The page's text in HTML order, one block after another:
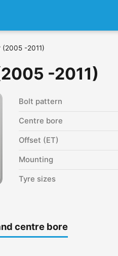
(2005 -2011)
-2011)
Bolt pattern
Centre bore
Offset (ET)
Mounting
Tyre sizes
centre bore